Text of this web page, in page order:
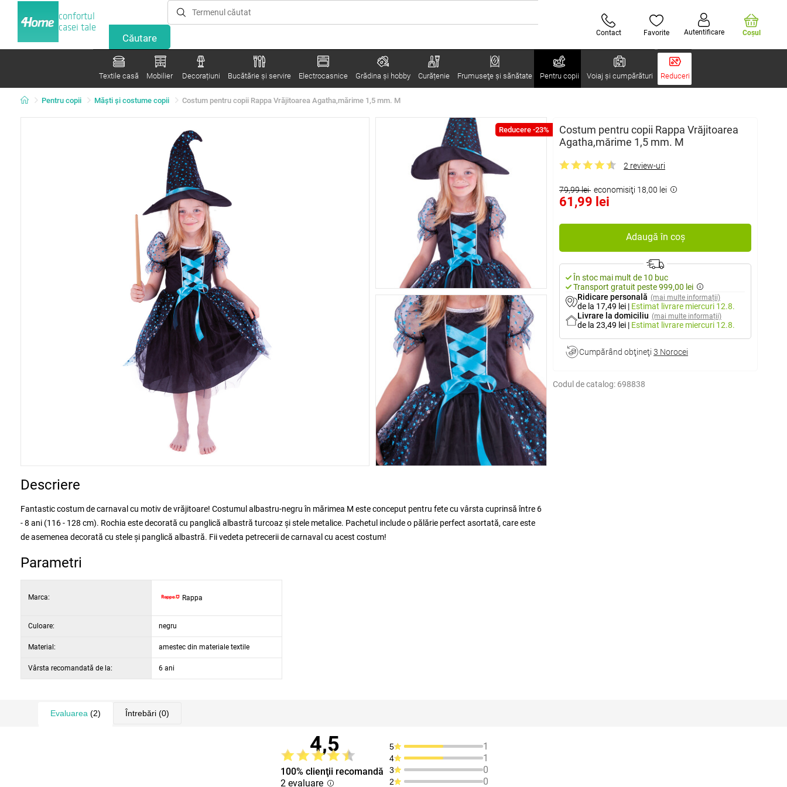
confortul
casei tale
Contact Favorite Autentificare Coşul
Textile casă Mobilier Decorațiuni Bucătărie și servire Electrocasnice Grădina şi hobby Curățenie Frumuseţe şi sănătate Pentru copii Voiaj și cumpărături Reduceri
Pentru copii Măști și costume copii Costum pentru copii Rappa Vrăjitoarea Agatha,mărime 1,5 mm. M
Reducere -23%
Costum pentru copii Rappa Vrăjitoarea
Agatha,mărime 1,5 mm. M
2 review-uri
79,99 lei economisiţi 18,00 lei
61,99 lei
Adaugă în coș
În stoc mai mult de 10 buc
Transport gratuit peste 999,00 lei
Ridicare personală (mai multe informații)
de la 17,49 lei | Estimat livrare miercuri 12.8.
Livrare la domiciliu (mai multe informații)
de la 23,49 lei | Estimat livrare miercuri 12.8.
Cumpărând obţineţi 3 Norocei
Codul de catalog: 698838
Descriere
Fantastic costum de carnaval cu motiv de vrăjitoare! Costumul albastru-negru în mărimea M este conceput pentru fete cu vârsta cuprinsă între 6
- 8 ani (116 - 128 cm). Rochia este decorată cu panglică albastră turcoaz și stele metalice. Pachetul include o pălărie perfect asortată, care este
de asemenea decorată cu stele și panglică albastră. Fii vedeta petrecerii de carnaval cu acest costum!
Parametri
Marca: Rappa
Culoare: negru
Material: amestec din materiale textile
Vârsta recomandată de la: 6 ani
Evaluarea (2) Întrebări (0)
4,5
100% clienţii recomandă
2 evaluare
5 1
4 1
3 0
2 0